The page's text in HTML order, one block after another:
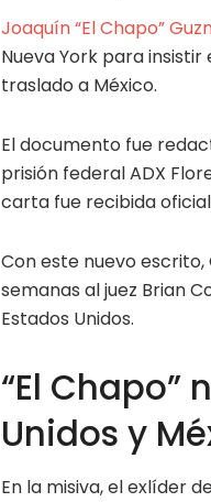
Joaquín “El Chapo”
Nueva York para
traslado a México.
El documento fue
prisión federal ADX
carta fue recibida
Con este nuevo
semanas al juez Brian
Estados Unidos.
“El Chapo”
Unidos y
En la misiva, el exlíder